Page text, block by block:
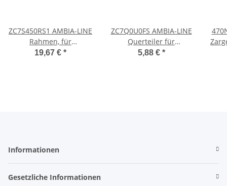
ZC7S450RS1 AMBIA-LINE
Rahmen, für
LEGRABOX/MERIVOBOX
19,67 € *
ZC7Q0U0FS AMBIA-LINE
Querteiler für
LEGRABOX/MERIVOBOX
5,88 € *
Zarge
Informationen
Gesetzliche Informationen